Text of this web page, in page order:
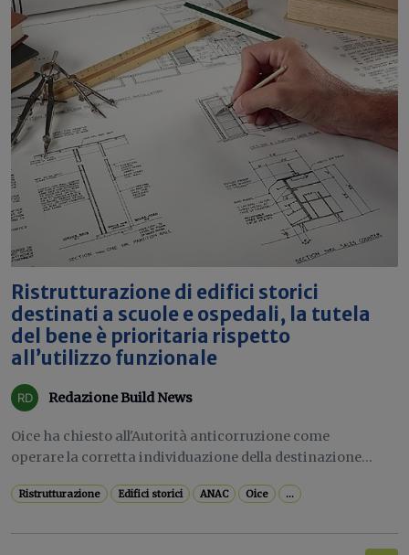
Ristrutturazione di edifici storici
destinati a scuole e ospedali, la tutela
del bene è prioritaria rispetto
all’utilizzo funzionale
Redazione Build News
Oice ha chiesto all'Autorità anticorruzione come
operare la corretta individuazione della destinazione...
Ristrutturazione Edifici storici ANAC Oice ...